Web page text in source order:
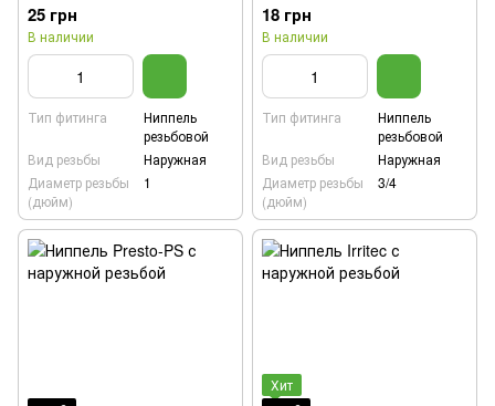
25 грн
В наличии
Тип фитинга
Ниппель
резьбовой
Вид резьбы
Наружная
Диаметр резьбы
(дюйм)
1
18 грн
В наличии
Тип фитинга
Ниппель
резьбовой
Вид резьбы
Наружная
Диаметр резьбы
(дюйм)
3/4
Хит